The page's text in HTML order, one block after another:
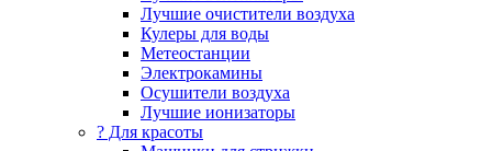
Лучшие очистители воздуха
Кулеры для воды
Метеостанции
Электрокамины
Осушители воздуха
Лучшие ионизаторы
? Для красоты